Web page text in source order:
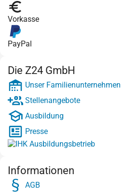
Vorkasse
PayPal
Die Z24 GmbH
Unser Familienunternehmen
Stellenangebote
Ausbildung
Presse
Informationen
AGB